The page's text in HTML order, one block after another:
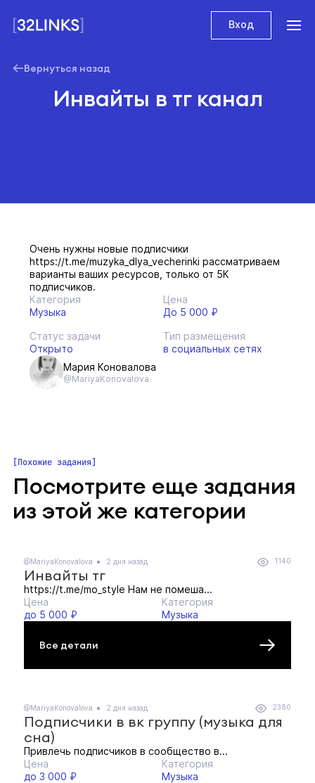
Вход
Вернуться назад
Инвайты в тг канал
Очень нужны новые подписчики
https://t.me/muzyka_dlya_vecherinki рассматриваем
варианты ваших ресурсов, только от 5К
подписчиков.
Категория
Музыка
Цена
До 5 000 ₽
Статус задачи
Открыто
Тип размещения
в социальных сетях
Мария Коновалова
@MariyaKonovalova
Похожие задания
Посмотрите еще задания
из этой же категории
@MariyaKonovalova 2 дня назад 1140
Инвайты тг
https://t.me/mo_style Нам не помеша...
Цена
до 5 000 ₽
Категория
Музыка
Все детали
@MariyaKonovalova 2 дня назад 2380
Подписчики в вк группу (музыка для
сна)
Привлечь подписчиков в сообщество в...
Цена
до 3 000 ₽
Категория
Музыка